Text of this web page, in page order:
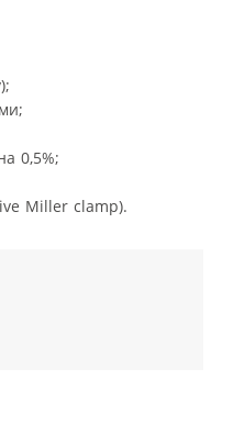
0,5%;
Miller clamp).